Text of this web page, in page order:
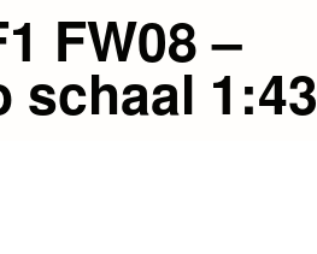
FW08 –
schaal 1:43